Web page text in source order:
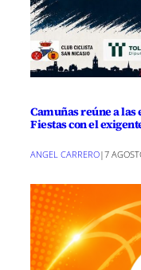
Camuñas reúne a las
Fiestas con el
ANGEL CARRERO|7